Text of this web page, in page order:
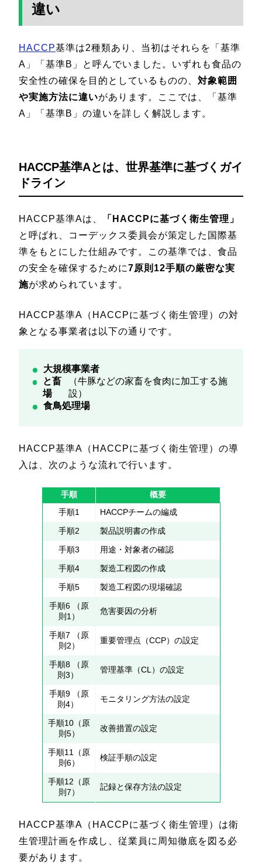
違い
HACCP基準は2種類あり、当初はそれらを「基準
A」「基準B」と呼んでいました。いずれも食品の
安全性の確保を目的としているものの、 対象範囲
や実施方法に違いがあります。ここでは、「基準
A」「基準B」の違いを詳しく解説します。
HACCP基準Aとは、世界基準に基づくガイ
ドライン
HACCP基準Aは、
「HACCPに基づく衛生管理」
と呼ばれ、コーデックス委員会が策定した国際基
準をもとにした仕組みです。この基準では、食品
の安全を確保するために7原則12手順の厳密な実
施が求められています。
HACCP基準A（HACCPに基づく衛生管理）の対
象となる事業者は以下の通りです。
大規模事業者
と畜
場
（牛豚などの家畜を食肉に加工する施
設）
食鳥処理場
HACCP基準A（HACCPに基づく衛生管理）の導
入は、次のような流れで行います。
手順
概要
手順1
HACCPチームの編成
手順2
製品説明書の作成
手順3
用途・対象者の確認
手順4
製造工程図の作成
手順5
製造工程図の現場確認
手順6 （原
則1）
危害要因の分析
手順7 （原
則2）
重要管理点（CCP）の設定
手順8 （原
則3）
管理基準（CL）の設定
手順9 （原
則4）
モニタリング方法の設定
手順10（原
則5）
改善措置の設定
手順11（原
則6）
検証手順の設定
手順12（原
則7）
記録と保存方法の設定
HACCP基準A（HACCPに基づく衛生管理）は衛
生管理計画を作成し、従業員に周知徹底を図る必
要があります。